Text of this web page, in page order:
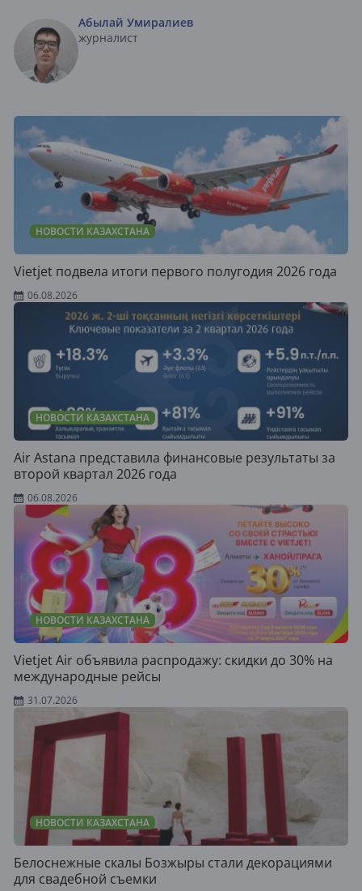
Абылай Умиралиев
журналист
НОВОСТИ КАЗАХСТАНА
Vietjet подвела итоги первого полугодия 2026 года
06.08.2026
НОВОСТИ КАЗАХСТАНА
Air Astana представила финансовые результаты за
второй квартал 2026 года
06.08.2026
НОВОСТИ КАЗАХСТАНА
Vietjet Air объявила распродажу: скидки до 30% на
международные рейсы
31.07.2026
НОВОСТИ КАЗАХСТАНА
Белоснежные скалы Бозжыры стали декорациями
для свадебной съемки